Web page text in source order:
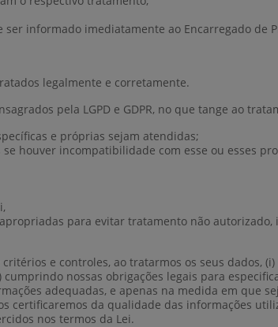
informado imediatamente ao Encarregado de
legalmente e corretamente.
pela LGPD e GDPR, no que tange ao
e próprias sejam atendidas;
houver incompatibilidade com esse ou esses
para evitar tratamento não autorizado,
e controles, ao tratarmos os seus dados, (i)
nossas obrigações legais para
adequadas, e apenas na medida em que
certificaremos da qualidade das informações
nos termos da Lei.